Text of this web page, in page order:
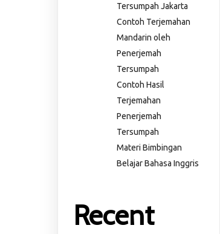
Tersumpah Jakarta
Contoh Terjemahan
Mandarin oleh
Penerjemah
Tersumpah
Contoh Hasil
Terjemahan
Penerjemah
Tersumpah
Materi Bimbingan
Belajar Bahasa Inggris
Recent